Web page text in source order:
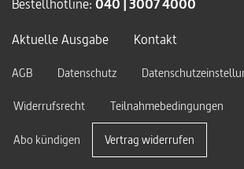
Aktuelle Ausgabe
Kontakt
AGB Datenschutz
Widerrufsrecht
Teilnahmebedingungen
Abo kündigen Vertrag widerrufen